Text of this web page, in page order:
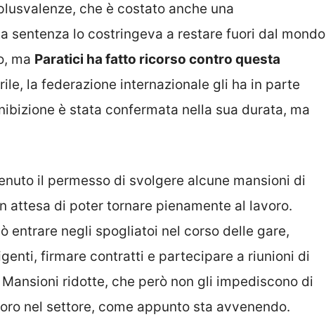
che è costato anche una
sentenza lo costringeva a restare fuori dal mondo
ma Paratici ha fatto ricorso contro questa
la federazione internazionale gli ha in parte
è stata confermata nella sua durata, ma
il permesso di svolgere alcune mansioni di
attesa di poter tornare pienamente al lavoro.
entrare negli spogliatoi nel corso delle gare,
firmare contratti e partecipare a riunioni di
ridotte, che però non gli impediscono di
nel settore, come appunto sta avvenendo.